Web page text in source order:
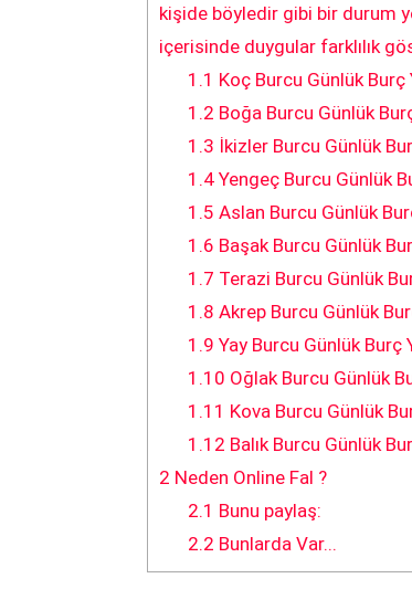
kişide böyledir gibi bir durum
içerisinde duygular farklılık
1.1 Koç Burcu Günlük
1.2 Boğa Burcu Günlük
1.3 İkizler Burcu Günlük
1.4Yengeç Burcu Günlük
1.5 Aslan Burcu Günlük
1.6 Başak Burcu Günlük
1.7 Terazi Burcu Günlük
1.8 Akrep Burcu Günlük
1.9 Yay Burcu Günlük
1.10 Oğlak Burcu Günlük
1.11 Kova Burcu Günlük
1.12 Balık Burcu Günlük
2 Neden Online Fal ?
2.1 Bunu paylaş:
2.2 Bunlarda Var...